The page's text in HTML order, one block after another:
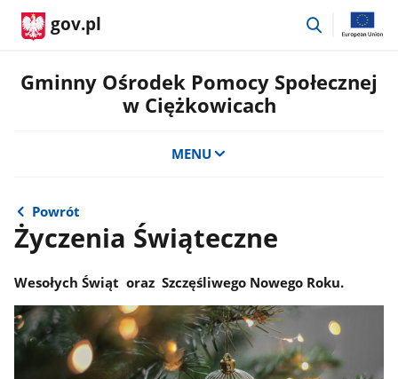
gov.pl
przejdź
Gminny Ośrodek Pomocy Społecznej
w Ciężkowicach
MENU
Powrót
Życzenia Świąteczne
Wesołych Świąt oraz Szczęśliwego Nowego Roku.